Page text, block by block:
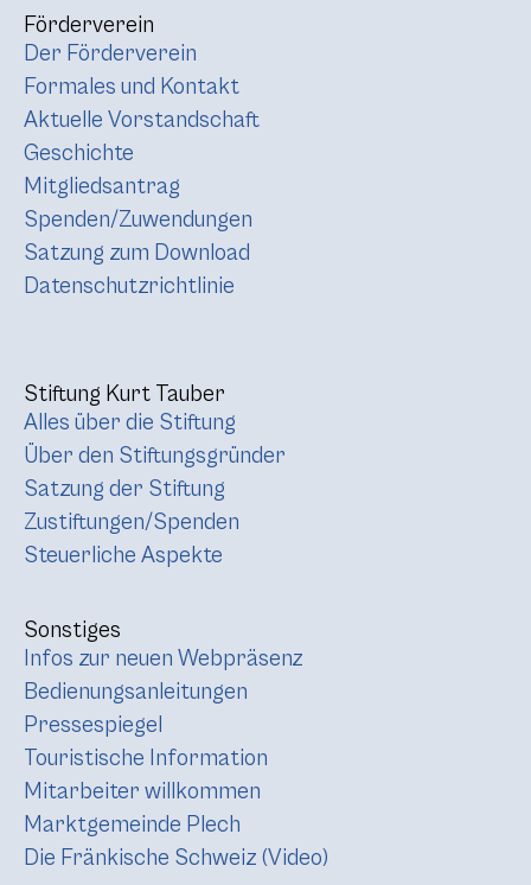
Förderverein
Der Förderverein
Formales und Kontakt
Aktuelle Vorstandschaft
Geschichte
Mitgliedsantrag
Spenden/Zuwendungen
Satzung zum Download
Datenschutzrichtlinie
Stiftung Kurt Tauber
Alles über die Stiftung
Über den Stiftungsgründer
Satzung der Stiftung
Zustiftungen/Spenden
Steuerliche Aspekte
Sonstiges
Infos zur neuen Webpräsenz
Bedienungsanleitungen
Pressespiegel
Touristische Information
Mitarbeiter willkommen
Marktgemeinde Plech
Die Fränkische Schweiz (Video)